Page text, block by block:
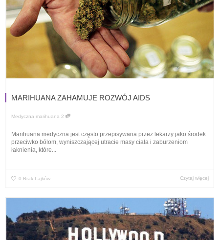
MARIHUANA ZAHAMUJE ROZWÓJ AIDS
Medyczna marihuana 2
Marihuana medyczna jest często przepisywana przez lekarzy jako środek
przeciwko bólom, wyniszczającej utracie masy ciała i zaburzeniom
łaknienia, które...
0 Brak Lajków Czytaj więcej